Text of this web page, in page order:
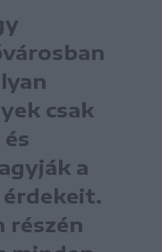
csak
a
érdekeit.
részén